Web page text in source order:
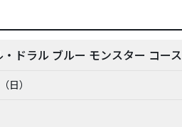
ドラル ブルー モンスター コース
）